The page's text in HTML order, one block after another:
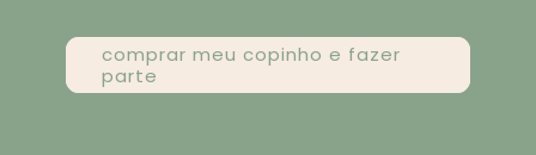
comprar meu copinho e fazer
parte